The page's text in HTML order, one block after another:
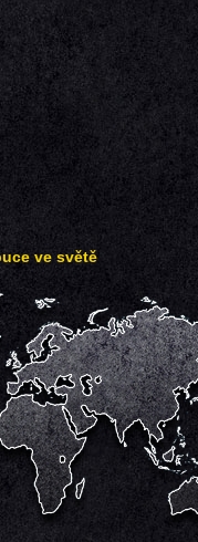
ve světě